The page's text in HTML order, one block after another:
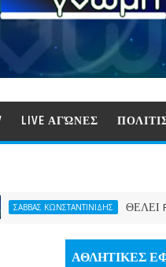
LIVE ΑΓΏΝΕΣ
ΘΕΛΕΙ FORMAT
ΑΘΛΗΤΙΚΕΣ